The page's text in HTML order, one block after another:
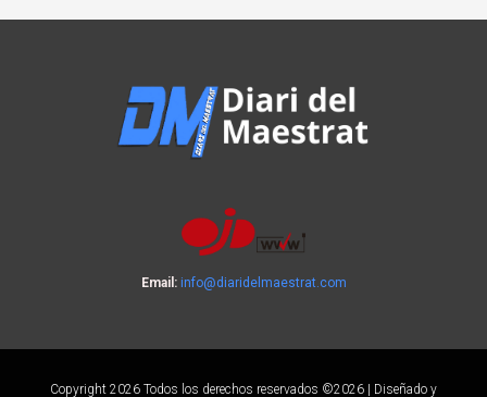
Email: info@diaridelmaestrat.com
Copyright 2026 Todos los derechos reservados ©2026 | Diseñado y